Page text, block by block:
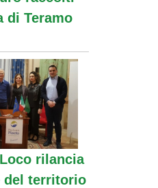
di Teramo
rilancia
del territorio